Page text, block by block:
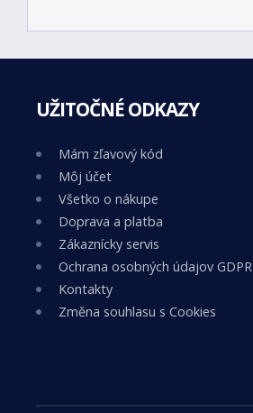
UŽITOČNÉ ODKAZY
Mám zľavový kód
Môj účet
Všetko o nákupe
Doprava a platba
Zákaznícky servis
Ochrana osobných údajov GDPR
Kontakty
Změna souhlasu s Cookies